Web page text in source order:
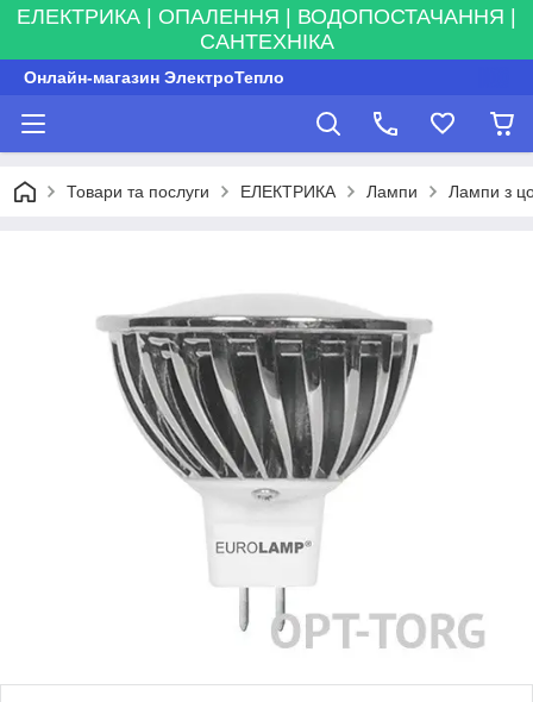
ЕЛЕКТРИКА | ОПАЛЕННЯ | ВОДОПОСТАЧАННЯ |
САНТЕХНІКА
Онлайн-магазин ЭлектроТепло
Товари та послуги ЕЛЕКТРИКА Лампи Лампи з